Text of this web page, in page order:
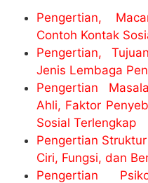
Pengertian,
Contoh Kontak
Pengertian,
Jenis Lembaga
Pengertian
Ahli, Faktor
Sosial Terlengkap
Pengertian
Ciri, Fungsi, dan
Pengertian